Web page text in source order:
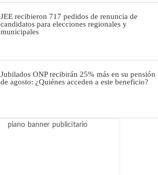
JEE recibieron 717 pedidos de renuncia de
candidatos para elecciones regionales y
municipales
Jubilados ONP recibirán 25% más en su pensión
de agosto: ¿Quiénes acceden a este beneficio?